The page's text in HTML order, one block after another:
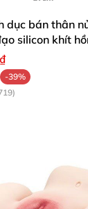
dục bán thân
silicon khít
-39%